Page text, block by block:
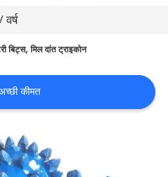
बिट्स,मिल दांत ट्राइकोन
कीमत